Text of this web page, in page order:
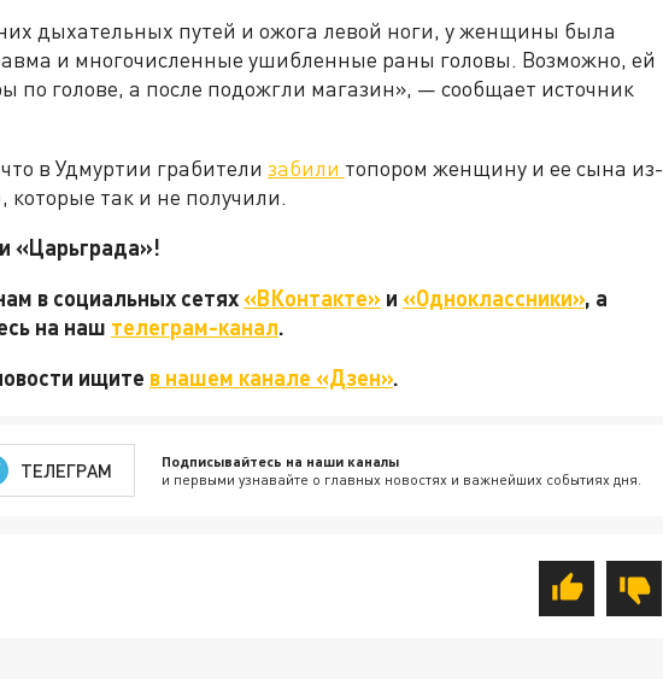
дыхательных путей и ожога левой ноги, у женщины была
и многочисленные ушибленные раны головы. Возможно, ей
по голове, а после подожгли магазин», — сообщает источник
в Удмуртии грабители забили топором женщину и ее сына из-
которые так и не получили.
«Царьграда»!
в социальных сетях«ВКонтакте» и «Одноклассники», а
на наш телеграм-канал.
ищите в нашем канале «Дзен».
ТЕЛЕГРАМ Подписывайтесь на наши каналы
и первыми узнавайте о главных новостях и важнейших событиях дня.